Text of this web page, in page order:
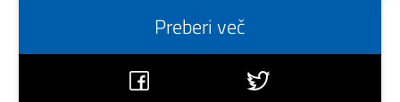
Preberi več